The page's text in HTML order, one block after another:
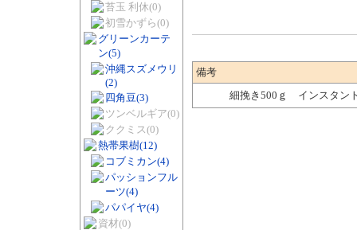
苔玉 利休(0)
初雪かずら(0)
グリーンカーテ
ン(5)
沖縄スズメウリ
(2)
四角豆(3)
ツンベルギア(0)
ククミス(0)
熱帯果樹(12)
コブミカン(4)
パッションフル
ーツ(4)
パパイヤ(4)
資材(0)
備考
細挽き500ｇ インスタン